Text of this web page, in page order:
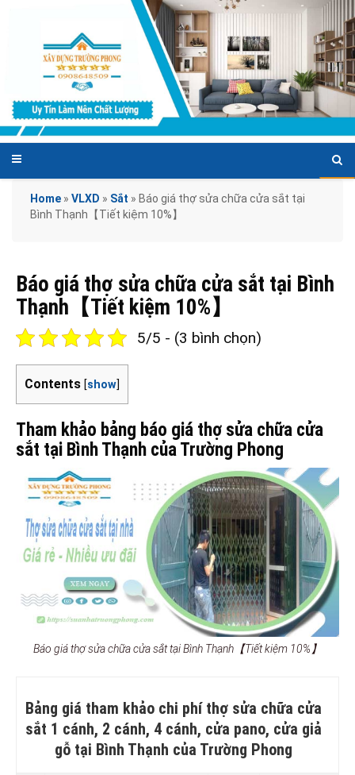
Home » VLXD » Sắt » Báo giá thợ sửa chữa cửa sắt tại
Bình Thạnh【Tiết kiệm 10%】
Báo giá thợ sửa chữa cửa sắt tại Bình
Thạnh【Tiết kiệm 10%】
5/5 - (3 bình chọn)
Contents [show]
Tham khảo bảng báo giá thợ sửa chữa cửa
sắt tại Bình Thạnh của Trường Phong
Báo giá thợ sửa chữa cửa sắt tại Bình Thạnh【Tiết kiệm 10%】
Bảng giá tham khảo chi phí thợ sửa chữa cửa
sắt 1 cánh, 2 cánh, 4 cánh, cửa pano, cửa giả
gỗ tại Bình Thạnh của Trường Phong